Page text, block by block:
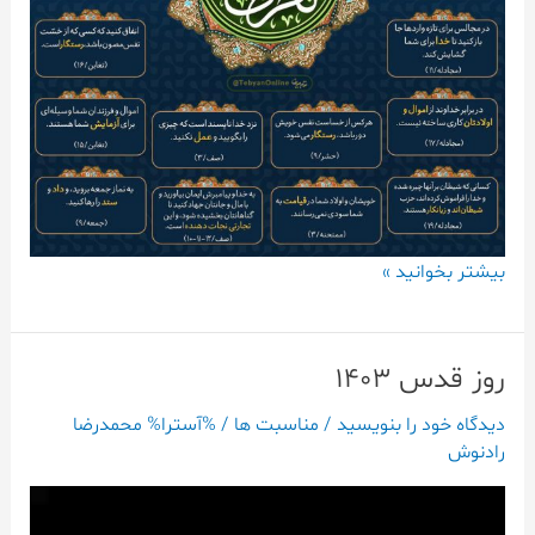
بیشتر بخوانید »
روز قدس ۱۴۰3
دیدگاه‌ خود را بنویسید / مناسبت ها / %آسترا% محمدرضا
رادنوش
روز
۱۴۰3